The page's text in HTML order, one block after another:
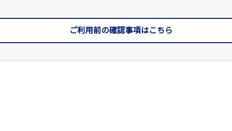
ご利用前の確認事項はこちら